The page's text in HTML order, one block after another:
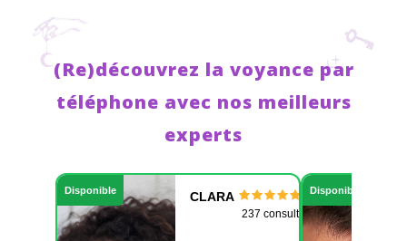
(Re)découvrez la voyance par
téléphone avec nos meilleurs
experts
Disponible CLARA
237 consult.
Disponible